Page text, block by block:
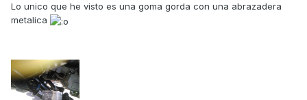
Lo unico que he visto es una goma gorda con una abrazadera
metalica